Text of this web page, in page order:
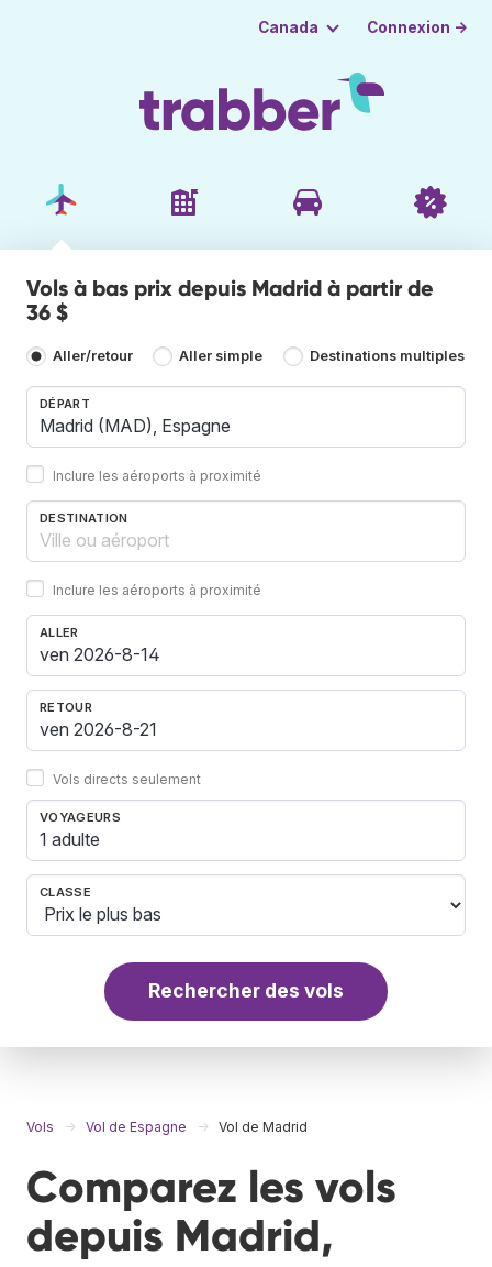
Canada Connexion →
Vols à bas prix depuis Madrid à partir de
36 $
Aller/retour Aller simple Destinations multiples
DÉPART
Inclure les aéroports à proximité
DESTINATION
Inclure les aéroports à proximité
ALLER
RETOUR
Vols directs seulement
VOYAGEURS
1 adulte
CLASSE
Rechercher des vols
Vols Vol de Espagne Vol de Madrid
Comparez les vols
depuis Madrid,